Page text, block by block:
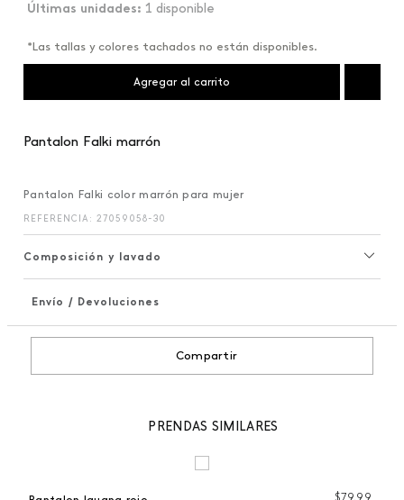
1 disponible
*Las tallas y colores tachados no están disponibles.
Agregar al carrito
Pantalon Falki marrón
Pantalon Falki color marrón para mujer
REFERENCIA : 27059058-30
Composición y lavado
Envío / Devoluciones
Compartir
PRENDAS SIMILARES
$79,99